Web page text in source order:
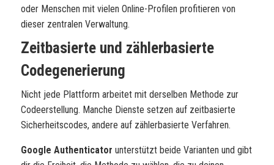
oder Menschen mit vielen Online-Profilen profitieren von
dieser zentralen Verwaltung.
Zeitbasierte und zählerbasierte
Codegenerierung
Nicht jede Plattform arbeitet mit derselben Methode zur
Codeerstellung. Manche Dienste setzen auf zeitbasierte
Sicherheitscodes, andere auf zählerbasierte Verfahren.
Google Authenticator unterstützt beide Varianten und gibt